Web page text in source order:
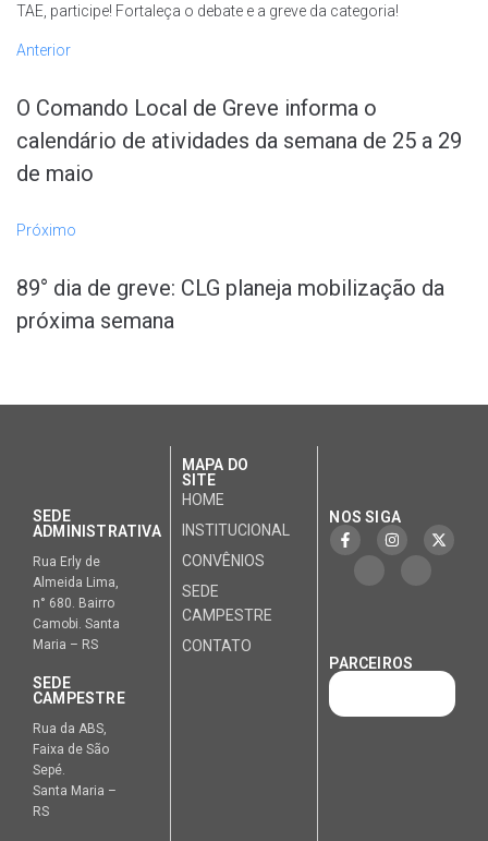
TAE, participe! Fortaleça o debate e a greve da categoria!
Anterior
O Comando Local de Greve informa o
calendário de atividades da semana de 25 a 29
de maio
Próximo
89° dia de greve: CLG planeja mobilização da
próxima semana
SEDE
ADMINISTRATIVA
Rua Erly de
Almeida Lima,
n° 680. Bairro
Camobi. Santa
Maria – RS
SEDE
CAMPESTRE
Rua da ABS,
Faixa de São
Sepé.
Santa Maria –
RS
MAPA DO
SITE
HOME
INSTITUCIONAL
CONVÊNIOS
SEDE
CAMPESTRE
CONTATO
NOS SIGA
PARCEIROS